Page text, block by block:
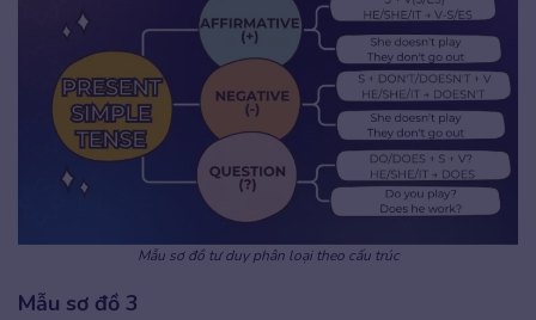
Mẫu sơ đồ tư duy phân loại theo cấu trúc
Mẫu sơ đồ 3